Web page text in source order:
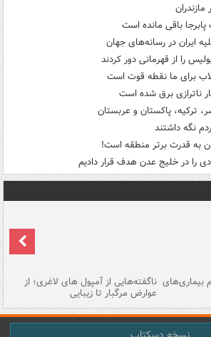
باقی مانده است
ایران در رسانه‌های جهان
را از قهرمانی دور کردند
برای ما نقطه قوت است
ناترازی برق شده است
ترکیه، پاکستان و عربستان
نگه داشتند
به قدرت برتر منطقه است!
را در خلیج عدن هدف قرار دادیم
ناگفته‌هایی از آمپول های لاغری؛ از
عوارض مرگبار تا زیبایی